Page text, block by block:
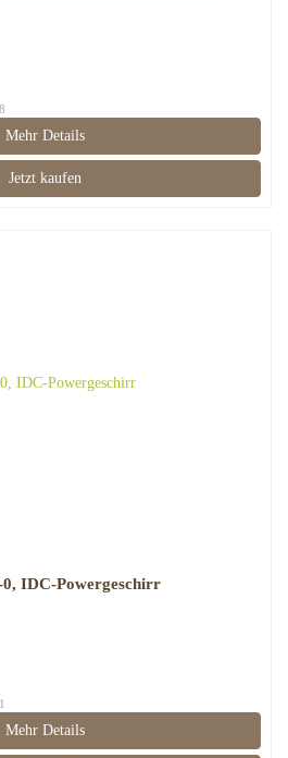
Mehr Details
Jetzt kaufen
IDC-Powergeschirr
Mehr Details